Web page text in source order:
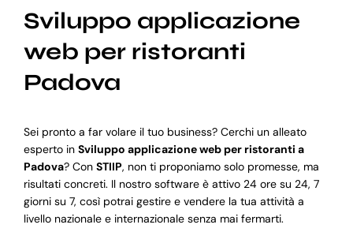
Sviluppo applicazione
web per ristoranti
Padova
Sei pronto a far volare il tuo business? Cerchi un alleato
esperto in Sviluppo applicazione web per ristoranti a
Padova? Con STIIP, non ti proponiamo solo promesse, ma
risultati concreti. Il nostro software è attivo 24 ore su 24, 7
giorni su 7, così potrai gestire e vendere la tua attività a
livello nazionale e internazionale senza mai fermarti.